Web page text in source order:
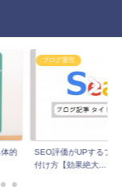
的
ブログ運営
SEO評価がUPするブ
付け方【効果絶大...